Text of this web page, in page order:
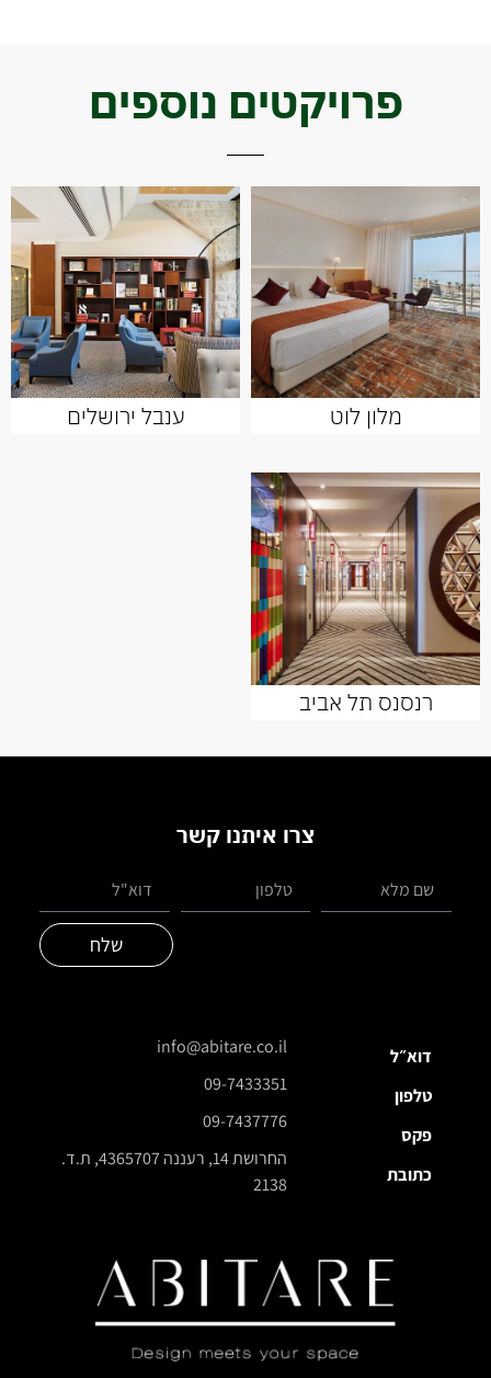
פרויקטים נוספים
מלון לוט ענבל ירושלים
רנסנס תל אביב
צרו איתנו קשר
שלח
דוא״ל
טלפון
פקס
כתובת
info@abitare.co.il
09-7433351
09-7437776
החרושת 14, רעננה 4365707, ת.ד.
2138